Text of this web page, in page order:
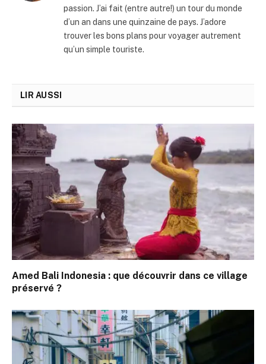
passion. J’ai fait (entre autre!) un tour du monde
d’un an dans une quinzaine de pays. J’adore
trouver les bons plans pour voyager autrement
qu’un simple touriste.
LIR AUSSI
Amed Bali Indonesia : que découvrir dans ce village
préservé ?